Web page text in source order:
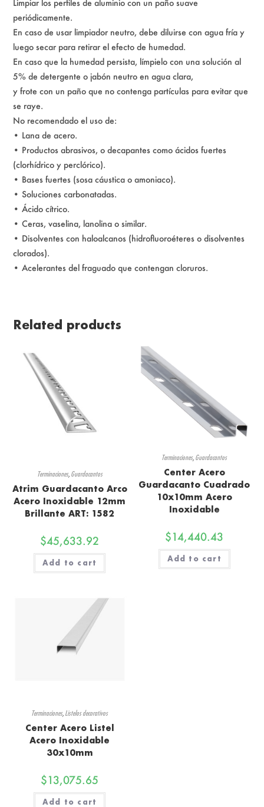
Limpiar los perfiles de aluminio con un paño suave
periódicamente.
En caso de usar limpiador neutro, debe diluirse con agua fría y
luego secar para retirar el efecto de humedad.
En caso que la humedad persista, límpielo con una solución al
5% de detergente o jabón neutro en agua clara,
y frote con un paño que no contenga partículas para evitar que
se raye.
No recomendado el uso de:
• Lana de acero.
• Productos abrasivos, o decapantes como ácidos fuertes
(clorhídrico y perclórico).
• Bases fuertes (sosa cáustica o amoniaco).
• Soluciones carbonatadas.
• Ácido cítrico.
• Ceras, vaselina, lanolina o similar.
• Disolventes con haloalcanos (hidrofluoroéteres o disolventes
clorados).
• Acelerantes del fraguado que contengan cloruros.
Related products
Terminaciones, Guardacantos
Atrim Guardacanto Arco
Acero Inoxidable 12mm
Brillante ART: 1582
$45,633.92
Add to cart
Terminaciones, Guardacantos
Center Acero
Guardacanto Cuadrado
10x10mm Acero
Inoxidable
$14,440.43
Add to cart
Terminaciones, Listelos decorativos
Center Acero Listel
Acero Inoxidable
30x10mm
$13,075.65
Add to cart